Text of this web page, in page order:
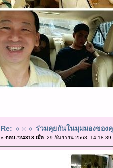
Re: ☼☼☼ ร่วมคุยกันในมุมมองของ
« ตอบ #24318 เมื่อ:29 กันยายน 2563, 14:18:39